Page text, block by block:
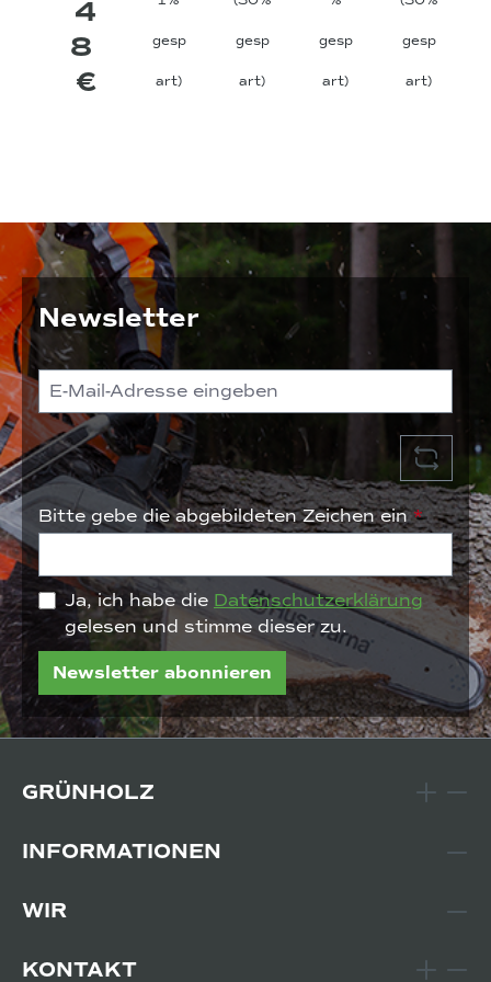
4
8
€
gesp
art)
gesp
art)
gesp
art)
gesp
art)
Newsletter
Bitte gebe die abgebildeten Zeichen ein*
Ja, ich habe die Datenschutzerklärung
gelesen und stimme dieser zu.
Newsletter abonnieren
GRÜNHOLZ
INFORMATIONEN
WIR
KONTAKT